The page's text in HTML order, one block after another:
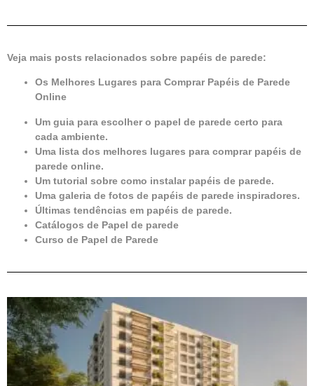
Veja mais posts relacionados sobre papéis de parede:
Os Melhores Lugares para Comprar Papéis de Parede
Online
Um guia para escolher o papel de parede certo para
cada ambiente.
Uma lista dos melhores lugares para comprar papéis de
parede online.
Um tutorial sobre como instalar papéis de parede.
Uma galeria de fotos de papéis de parede inspiradores.
Últimas tendências em papéis de parede.
Catálogos de Papel de parede
Curso de Papel de Parede